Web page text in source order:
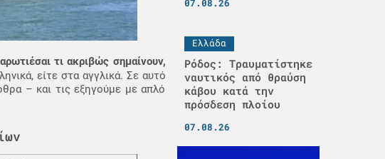
τι ακριβώς σημαίνουν,
είτε στα αγγλικά. Σε αυτό
– και τις εξηγούμε με απλό
07.08.26
Ελλάδα
Ρόδος: Τραυματίστηκε
ναυτικός από θραύση
κάβου κατά την
πρόσδεση πλοίου
07.08.26